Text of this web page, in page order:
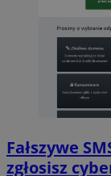
Fałszywe
zgłosisz